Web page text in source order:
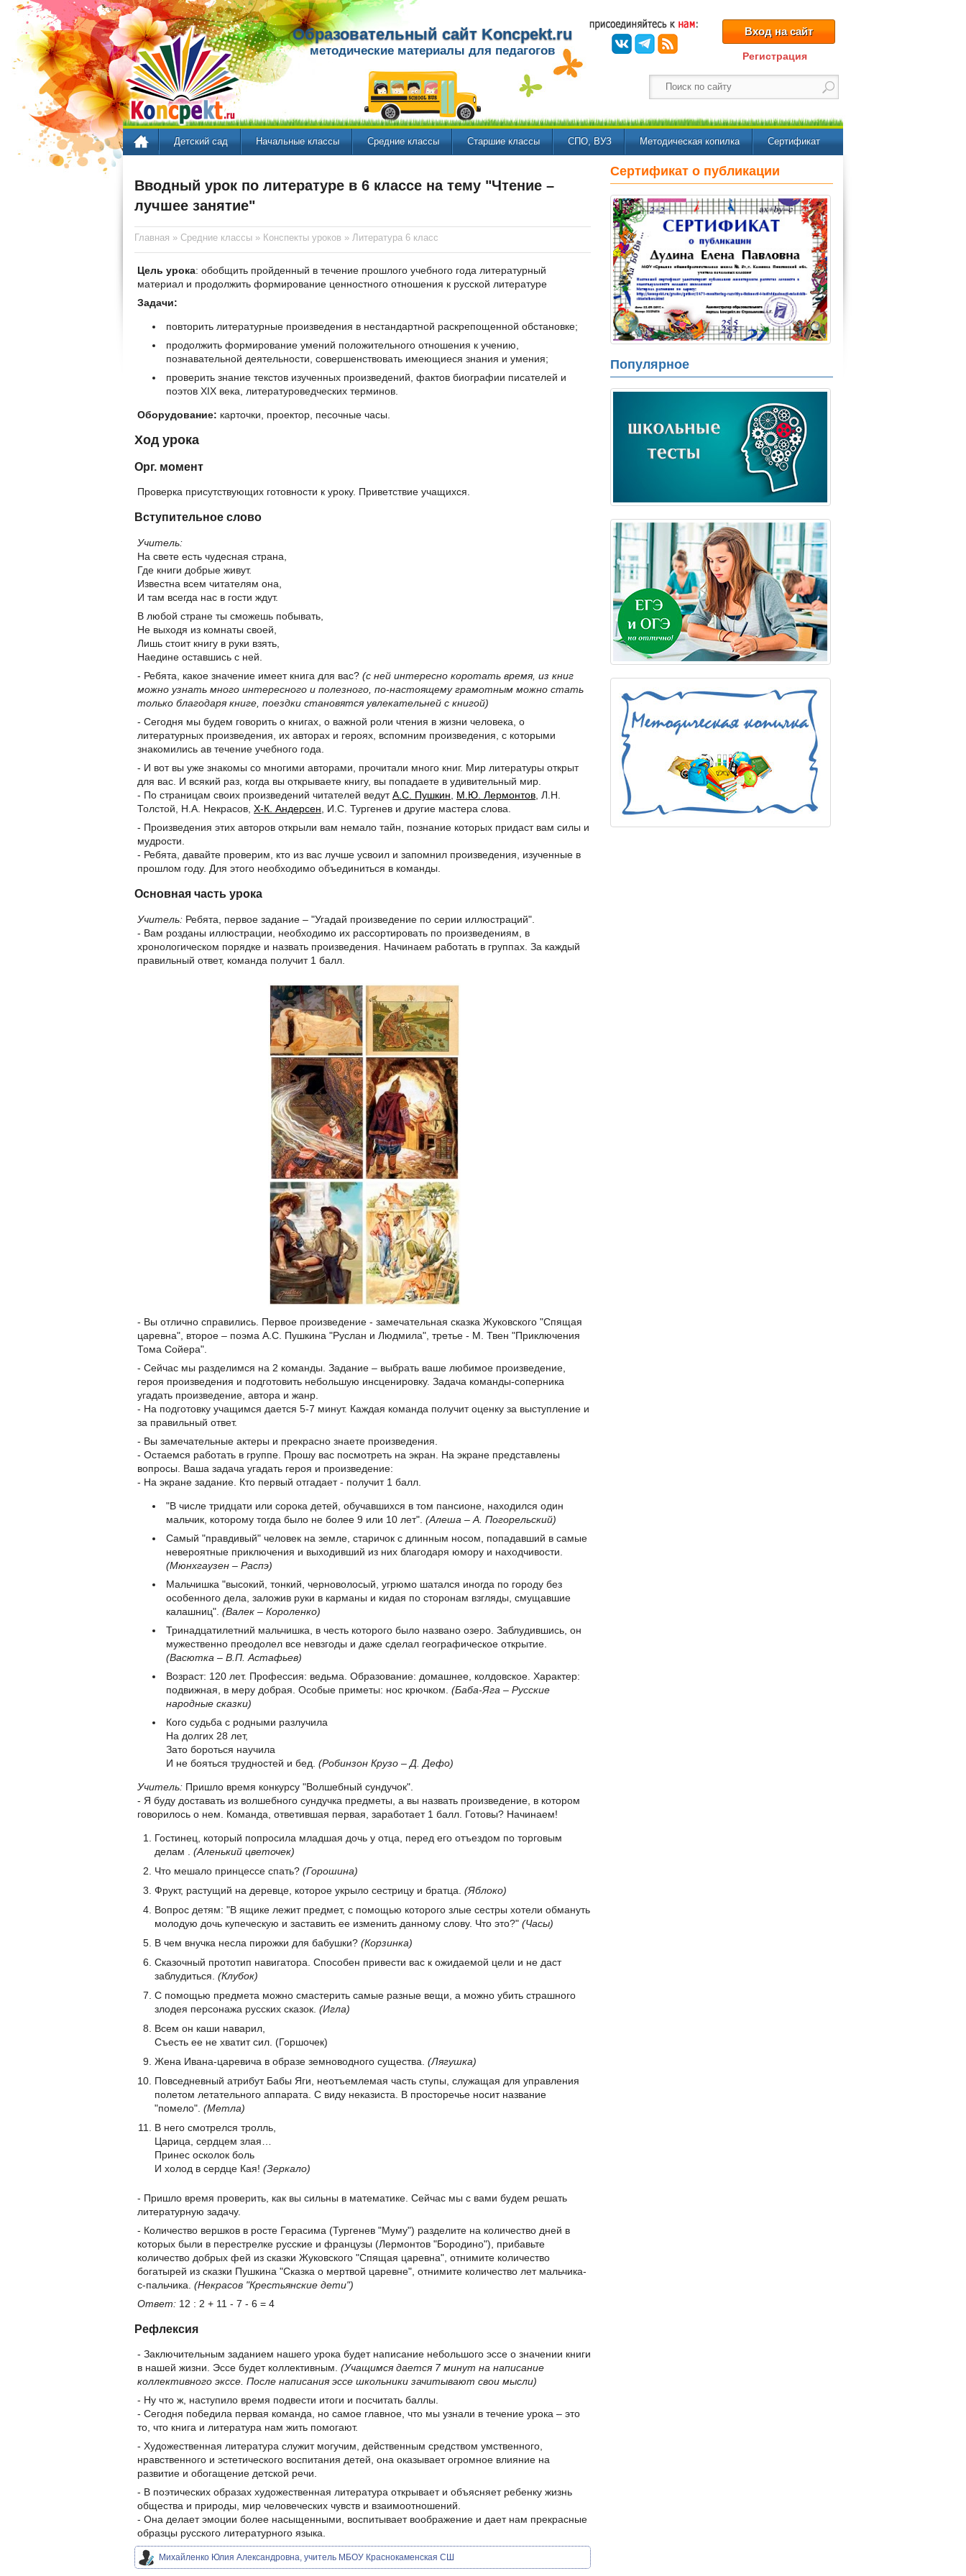
Образовательный сайт Koncpekt.ru
методические материалы для педагогов
Вход на сайт
Регистрация
Детский сад Начальные классы Средние классы Старшие классы СПО, ВУЗ Методическая копилка Сертификат
Вводный урок по литературе в 6 классе на тему "Чтение –
лучшее занятие"
Главная » Средние классы » Конспекты уроков » Литература 6 класс
Цель урока: обобщить пройденный в течение прошлого учебного года литературный
материал и продолжить формирование ценностного отношения к русской литературе
Задачи:
повторить литературные произведения в нестандартной раскрепощенной обстановке;
продолжить формирование умений положительного отношения к учению,
познавательной деятельности, совершенствовать имеющиеся знания и умения;
проверить знание текстов изученных произведений, фактов биографии писателей и
поэтов XIX века, литературоведческих терминов.
Оборудование: карточки, проектор, песочные часы.
Ход урока
Орг. момент
Проверка присутствующих готовности к уроку. Приветствие учащихся.
Вступительное слово
Учитель:
На свете есть чудесная страна,
Где книги добрые живут.
Известна всем читателям она,
И там всегда нас в гости ждут.
В любой стране ты сможешь побывать,
Не выходя из комнаты своей,
Лишь стоит книгу в руки взять,
Наедине оставшись с ней.
- Ребята, какое значение имеет книга для вас? (с ней интересно коротать время, из книг
можно узнать много интересного и полезного, по-настоящему грамотным можно стать
только благодаря книге, поездки становятся увлекательней с книгой)
- Сегодня мы будем говорить о книгах, о важной роли чтения в жизни человека, о
литературных произведения, их авторах и героях, вспомним произведения, с которыми
знакомились ав течение учебного года.
- И вот вы уже знакомы со многими авторами, прочитали много книг. Мир литературы открыт
для вас. И всякий раз, когда вы открываете книгу, вы попадаете в удивительный мир.
- По страницам своих произведений читателей ведутА.С. Пушкин М.Ю. Лермонтов , Л.Н.
Толстой, Н.А. Некрасов, Х-К. Андерсен , И.С. Тургенев и другие мастера слова.
- Произведения этих авторов открыли вам немало тайн, познание которых придаст вам силы и
мудрости.
- Ребята, давайте проверим, кто из вас лучше усвоил и запомнил произведения, изученные в
прошлом году. Для этого необходимо объединиться в команды.
Основная часть урока
Учитель: Ребята, первое задание – "Угадай произведение по серии иллюстраций".
- Вам розданы иллюстрации, необходимо их рассортировать по произведениям, в
хронологическом порядке и назвать произведения. Начинаем работать в группах. За каждый
правильный ответ, команда получит 1 балл.
- Вы отлично справились. Первое произведение - замечательная сказка Жуковского "Спящая
царевна", второе – поэма А.С. Пушкина "Руслан и Людмила", третье - М. Твен "Приключения
Тома Сойера".
- Сейчас мы разделимся на 2 команды. Задание – выбрать ваше любимое произведение,
героя произведения и подготовить небольшую инсценировку. Задача команды-соперника
угадать произведение, автора и жанр.
- На подготовку учащимся дается 5-7 минут. Каждая команда получит оценку за выступление и
за правильный ответ.
- Вы замечательные актеры и прекрасно знаете произведения.
- Остаемся работать в группе. Прошу вас посмотреть на экран. На экране представлены
вопросы. Ваша задача угадать героя и произведение:
- На экране задание. Кто первый отгадает - получит 1 балл.
"В числе тридцати или сорока детей, обучавшихся в том пансионе, находился один
мальчик, которому тогда было не более 9 или 10 лет". (Алеша – А. Погорельский)
Самый "правдивый" человек на земле, старичок с длинным носом, попадавший в самые
невероятные приключения и выходивший из них благодаря юмору и находчивости.
(Мюнхгаузен – Распэ)
Мальчишка "высокий, тонкий, черноволосый, угрюмо шатался иногда по городу без
особенного дела, заложив руки в карманы и кидая по сторонам взгляды, смущавшие
калашниц". (Валек – Короленко)
Тринадцатилетний мальчишка, в честь которого было названо озеро. Заблудившись, он
мужественно преодолел все невзгоды и даже сделал географическое открытие.
(Васютка – В.П. Астафьев)
Возраст: 120 лет. Профессия: ведьма. Образование: домашнее, колдовское. Характер:
подвижная, в меру добрая. Особые приметы: нос крючком. (Баба-Яга – Русские
народные сказки)
Кого судьба с родными разлучила
На долгих 28 лет,
Зато бороться научила
И не бояться трудностей и бед. (Робинзон Крузо – Д. Дефо)
Учитель: Пришло время конкурсу "Волшебный сундучок".
- Я буду доставать из волшебного сундучка предметы, а вы назвать произведение, в котором
говорилось о нем. Команда, ответившая первая, заработает 1 балл. Готовы? Начинаем!
Гостинец, который попросила младшая дочь у отца, перед его отъездом по торговым
делам . (Аленький цветочек)
Что мешало принцессе спать? (Горошина)
Фрукт, растущий на деревце, которое укрыло сестрицу и братца. (Яблоко)
Вопрос детям: "В ящике лежит предмет, с помощью которого злые сестры хотели обмануть
молодую дочь купеческую и заставить ее изменить данному слову. Что это?" (Часы)
В чем внучка несла пирожки для бабушки? (Корзинка)
Сказочный прототип навигатора. Способен привести вас к ожидаемой цели и не даст
заблудиться. (Клубок)
С помощью предмета можно смастерить самые разные вещи, а можно убить страшного
злодея персонажа русских сказок. (Игла)
Всем он каши наварил,
Съесть ее не хватит сил. (Горшочек)
Жена Ивана-царевича в образе земноводного существа. (Лягушка)
Повседневный атрибут Бабы Яги, неотъемлемая часть ступы, служащая для управления
полетом летательного аппарата. С виду неказиста. В просторечье носит название
"помело". (Метла)
В него смотрелся тролль,
Царица, сердцем злая…
Принес осколок боль
И холод в сердце Кая! (Зеркало)
- Пришло время проверить, как вы сильны в математике. Сейчас мы с вами будем решать
литературную задачу.
- Количество вершков в росте Герасима (Тургенев "Муму") разделите на количество дней в
которых были в перестрелке русские и французы (Лермонтов "Бородино"), прибавьте
количество добрых фей из сказки Жуковского "Спящая царевна", отнимите количество
богатырей из сказки Пушкина "Сказка о мертвой царевне", отнимите количество лет мальчика-
с-пальчика. (Некрасов "Крестьянские дети")
Ответ: 12 : 2 + 11 - 7 - 6 = 4
Рефлексия
- Заключительным заданием нашего урока будет написание небольшого эссе о значении книги
в нашей жизни. Эссе будет коллективным. (Учащимся дается 7 минут на написание
коллективного экссе. После написания эссе школьники зачитывают свои мысли)
- Ну что ж, наступило время подвести итоги и посчитать баллы.
- Сегодня победила первая команда, но самое главное, что мы узнали в течение урока – это
то, что книга и литература нам жить помогают.
- Художественная литература служит могучим, действенным средством умственного,
нравственного и эстетического воспитания детей, она оказывает огромное влияние на
развитие и обогащение детской речи.
- В поэтических образах художественная литература открывает и объясняет ребенку жизнь
общества и природы, мир человеческих чувств и взаимоотношений.
- Она делает эмоции более насыщенными, воспитывает воображение и дает нам прекрасные
образцы русского литературного языка.
Михайленко Юлия Александровна, учитель МБОУ Краснокаменская СШ
Сертификат о публикации
Популярное